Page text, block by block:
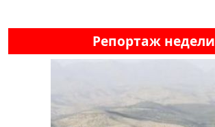
Репортаж недели